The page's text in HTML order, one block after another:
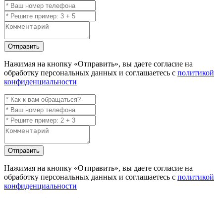
Отправить
Нажимая на кнопку «Отправить», вы даете согласие на
обработку персональных данных и соглашаетесь с политикой
конфиденциальности
Отправить
Нажимая на кнопку «Отправить», вы даете согласие на
обработку персональных данных и соглашаетесь с политикой
конфиденциальности